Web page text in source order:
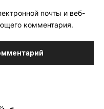
почты и веб-
комментария.